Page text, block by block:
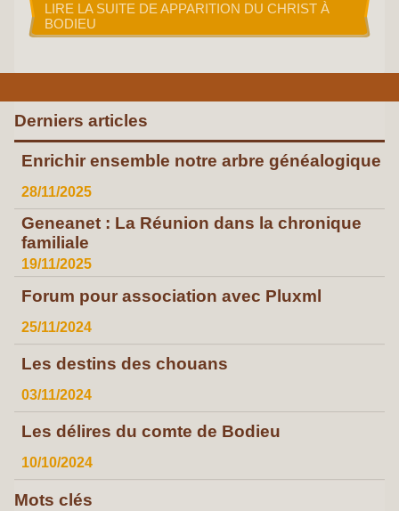
LIRE LA SUITE DE APPARITION DU CHRIST À
BODIEU
Derniers articles
Enrichir ensemble notre arbre généalogique
28/11/2025
Geneanet : La Réunion dans la chronique
familiale
19/11/2025
Forum pour association avec Pluxml
25/11/2024
Les destins des chouans
03/11/2024
Les délires du comte de Bodieu
10/10/2024
Mots clés